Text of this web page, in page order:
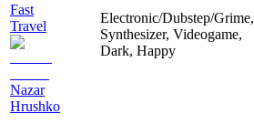
Fast
Travel
Nazar
Hrushko
Electronic/Dubstep/Grime,
Synthesizer, Videogame,
Dark, Happy